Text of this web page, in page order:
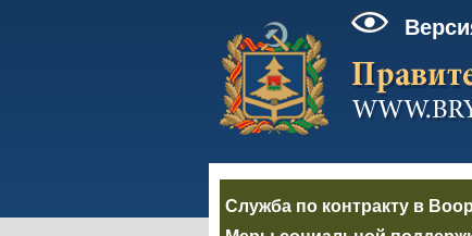
Служба по контракту в